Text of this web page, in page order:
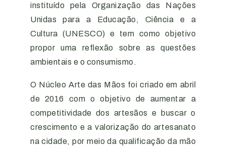
instituído pela Organização das Nações
Unidas para a Educação, Ciência e a
Cultura (UNESCO) e tem como objetivo
propor uma reflexão sobre as questões
ambientais e o consumismo.
O Núcleo Arte das Mãos foi criado em abril
de 2016 com o objetivo de aumentar a
competitividade dos artesãos e buscar o
crescimento e a valorização do artesanato
na cidade, por meio da qualificação da mão